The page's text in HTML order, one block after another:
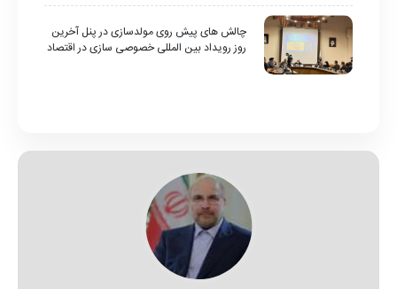
چالش های پیش روی مولدسازی در پنل آخرین
روز رویداد بین المللی خصوصی سازی در اقتصاد